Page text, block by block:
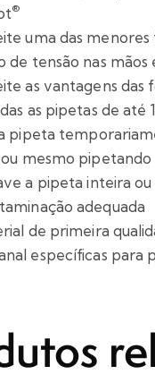
®
uma das
de tensão nas mãos
as vantagens das
as pipetas de até
pipeta
mesmo
a pipeta inteira ou
adequada
de primeira
específicas para